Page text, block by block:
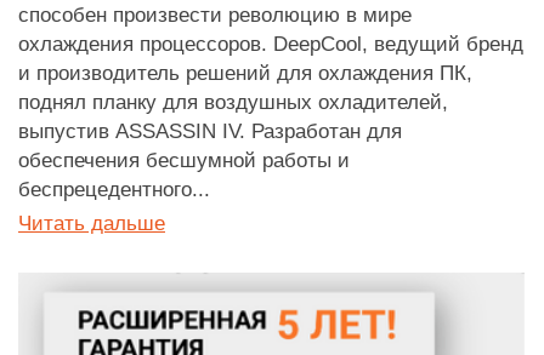
способен произвести революцию в мире
охлаждения процессоров. DeepCool, ведущий бренд
и производитель решений для охлаждения ПК,
поднял планку для воздушных охладителей,
выпустив ASSASSIN IV. Разработан для
обеспечения бесшумной работы и
беспрецедентного...
Читать дальше